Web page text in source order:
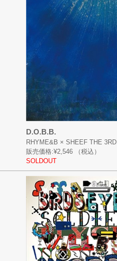
D.O.B.B.
RHYME&B × SHEEF THE 3RD
販売価格:¥2,546
（税込）
SOLDOUT